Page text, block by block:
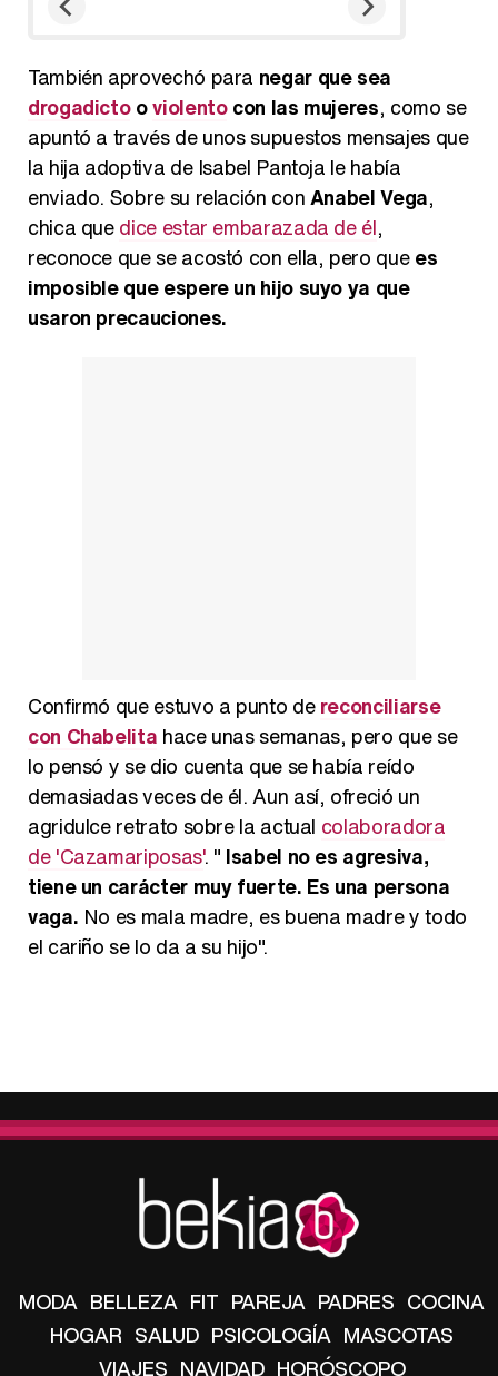
También aprovechó para negar que sea
drogadictooviolentocon las mujeres, como se
apuntó a través de unos supuestos mensajes que
la hija adoptiva de Isabel Pantoja le había
enviado. Sobre su relación conAnabel Vega,
chica quedice estar embarazada de él,
reconoce que se acostó con ella, pero quees
imposible que espere un hijo suyo ya que
usaron precauciones.
Confirmó que estuvo a punto dereconciliarse
con Chabelita hace unas semanas, pero que se
lo pensó y se dio cuenta que se había reído
demasiadas veces de él. Aun así, ofreció un
agridulce retrato sobre la actual colaboradora
de 'Cazamariposas'. " Isabel no es agresiva,
tiene un carácter muy fuerte. Es una persona
vaga. No es mala madre, es buena madre y todo
el cariño se lo da a su hijo".
MODA BELLEZA FIT PAREJA PADRES COCINA
HOGAR SALUD PSICOLOGÍA MASCOTAS
VIAJES NAVIDAD HORÓSCOPO